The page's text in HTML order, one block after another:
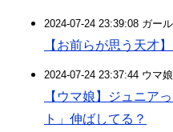
2024-07-24 23:39:08 ガー
【お前らが思う天才
2024-07-24 23:37:44 ウマ
【ウマ娘】ジュニア
ト」伸ばしてる？